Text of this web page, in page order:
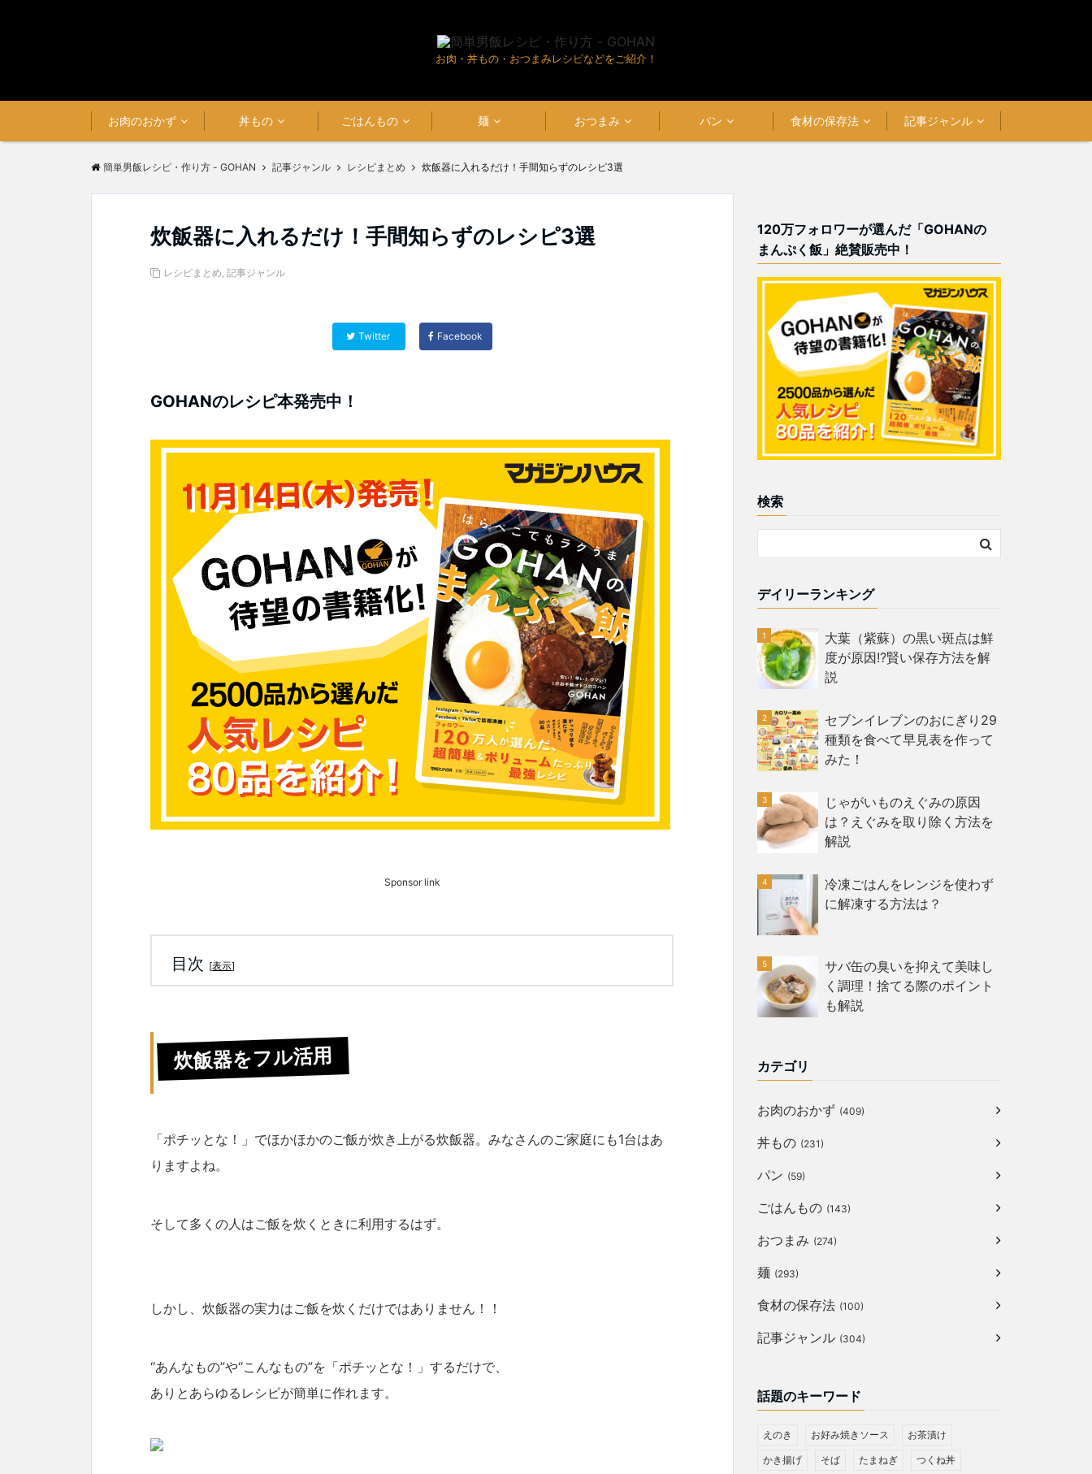
お肉・丼もの・おつまみレシピなどをご紹介！
お肉のおかず 丼もの ごはんもの 麺 おつまみ パン 食材の保存法 記事ジャンル
簡単男飯レシピ・作り方 - GOHAN 記事ジャンル レシピまとめ 炊飯器に入れるだけ！手間知らずのレシピ3選
炊飯器に入れるだけ！手間知らずのレシピ3選
レシピまとめ, 記事ジャンル
Twitter Facebook
GOHANのレシピ本発売中！
Sponsor link
目次 [表示]
炊飯器をフル活用
「ポチッとな！」でほかほかのご飯が炊き上がる炊飯器。みなさんのご家庭にも1台はあ
りますよね。
そして多くの人はご飯を炊くときに利用するはず。
しかし、炊飯器の実力はご飯を炊くだけではありません！！
“あんなもの”や“こんなもの”を「ポチッとな！」するだけで、
ありとあらゆるレシピが簡単に作れます。
120万フォロワーが選んだ「GOHANの
まんぷく飯」絶賛販売中！
検索
デイリーランキング
大葉（紫蘇）の黒い斑点は鮮
度が原因!?賢い保存方法を解
説
セブンイレブンのおにぎり29
種類を食べて早見表を作って
みた！
じゃがいものえぐみの原因
は？えぐみを取り除く方法を
解説
冷凍ごはんをレンジを使わず
に解凍する方法は？
サバ缶の臭いを抑えて美味し
く調理！捨てる際のポイント
も解説
カテゴリ
お肉のおかず (409)
丼もの (231)
パン (59)
ごはんもの (143)
おつまみ (274)
麺 (293)
食材の保存法 (100)
記事ジャンル (304)
話題のキーワード
えのき お好み焼きソース お茶漬け
かき揚げ そば たまねぎ つくね丼